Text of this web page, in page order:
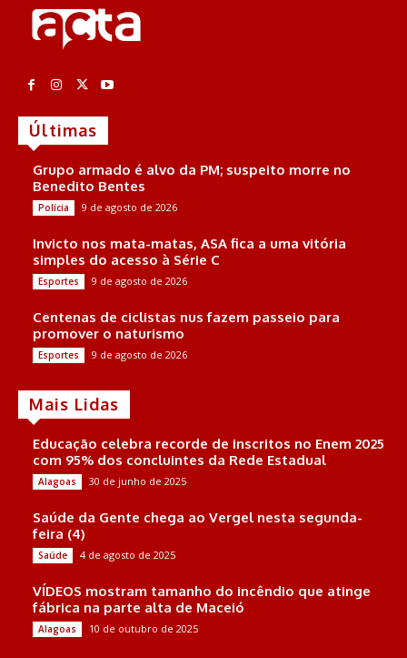
Últimas
Grupo armado é alvo da PM; suspeito morre no
Benedito Bentes
Polícia 9 de agosto de 2026
Invicto nos mata-matas, ASA fica a uma vitória
simples do acesso à Série C
Esportes 9 de agosto de 2026
Centenas de ciclistas nus fazem passeio para
promover o naturismo
Esportes 9 de agosto de 2026
Mais Lidas
Educação celebra recorde de inscritos no Enem 2025
com 95% dos concluintes da Rede Estadual
Alagoas 30 de junho de 2025
Saúde da Gente chega ao Vergel nesta segunda-
feira (4)
Saúde 4 de agosto de 2025
VÍDEOS mostram tamanho do incêndio que atinge
fábrica na parte alta de Maceió
Alagoas 10 de outubro de 2025